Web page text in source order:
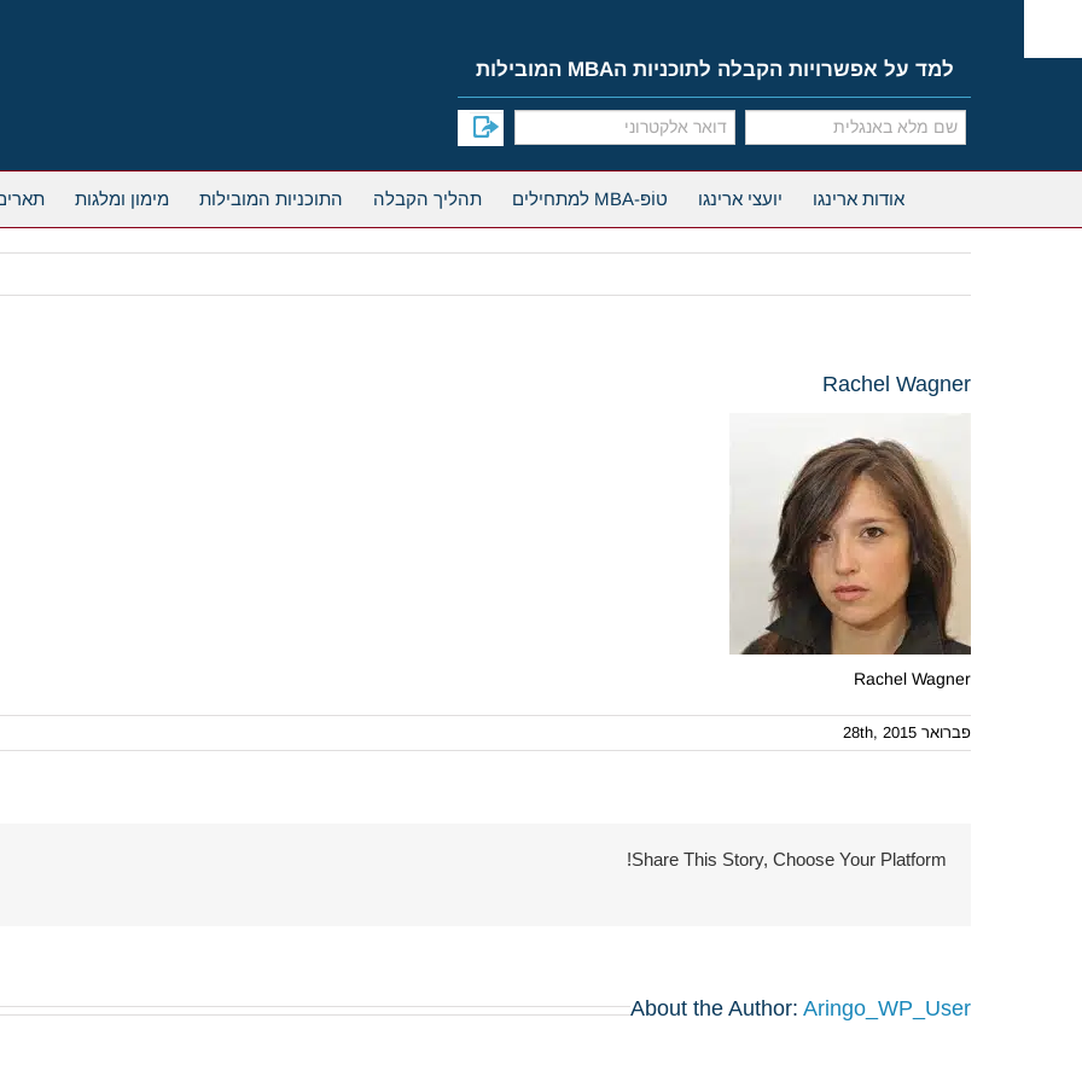
content
למד על אפשרויות הקבלה לתוכניות הMBA המובילות
אודות ארינגו יועצי ארינגו טוֹפּ-MBA למתחילים תהליך הקבלה התוכניות המובילות מימון ומלגות
Rachel Wagner
Rachel Wagner
פברואר 28th, 2015
Share This Story, Choose Your Platform!
About the Author: Aringo_WP_User